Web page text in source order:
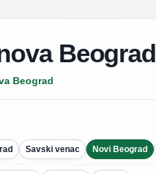
Beograd
Beograd
Savski venac Novi Beograd